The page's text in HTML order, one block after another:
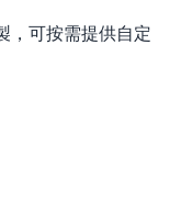
，可按需提供自定